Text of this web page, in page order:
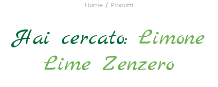
Home Prodotti
Hai cercato: Limone
Lime Zenzero